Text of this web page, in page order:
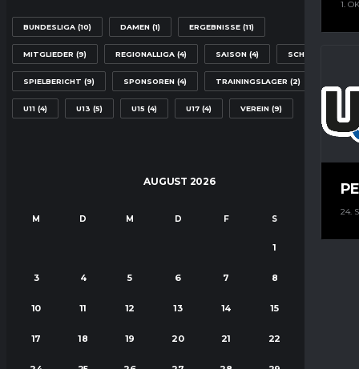
1.
24.
BUNDESLIGA (10) DAMEN (1) ERGEBNISSE (11)
MITGLIEDER (9) REGIONALLIGA (4) SAISON (4) SCHULE
SPIELBERICHT (9) SPONSOREN (4) TRAININGSLAGER (2)
U11 (4) U13 (5) U15 (4) U17 (4) VEREIN (9)
AUGUST 2026
M D M D F S
1
3 4 5 6 7 8
10 11 12 13 14 15
17 18 19 20 21 22